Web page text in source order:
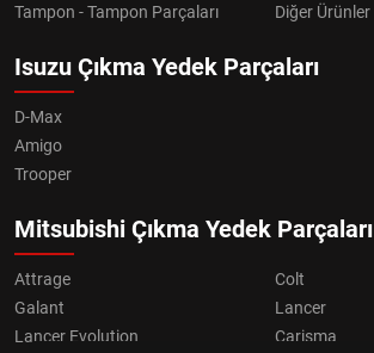
Tampon - Tampon Parçaları
Diğer Ürünler
Isuzu Çıkma Yedek Parçaları
D-Max
Amigo
Trooper
Mitsubishi Çıkma Yedek Parçaları
Attrage
Colt
Galant
Lancer
Lancer Evolution
Carisma